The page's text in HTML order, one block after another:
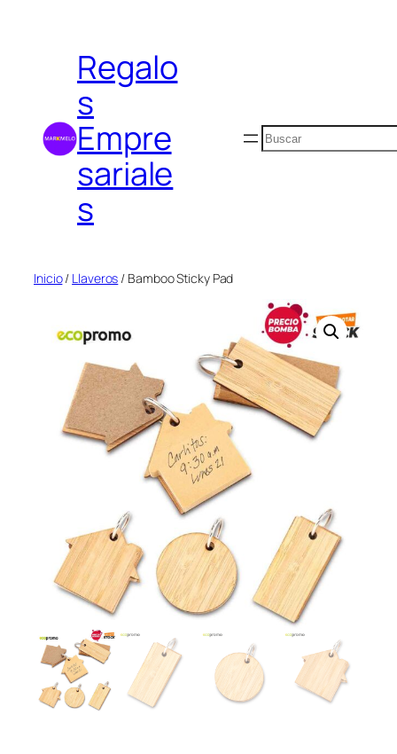
contenidoRegalo
s
Empre
sariale
s
Buscar
Inicio/ Llaveros / Bamboo Sticky Pad